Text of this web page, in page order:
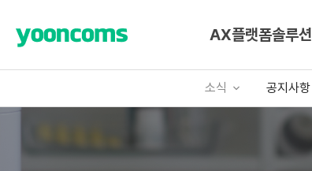
AX플랫폼솔루션
소식 공지사항